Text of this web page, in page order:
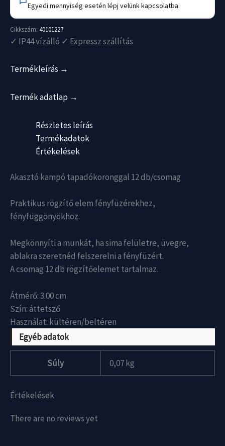
Egyedi mennyiség esetén lépj velünk kapcsolatba.
Cikkszám: 40101227
✓ IP44 vízálló ✓ Expressz szállítás
Termékleírás →
Termék adatlap →
Részletes leírás
Termékadatok
Értékelések
Akasztó kampó tapadókoronggal 12 db/csomag
Praktikus rögzítő elem fényfüzérekhez,
fényfüggönyökhöz.
Megkönnyíti a munkát, ha sima felületre, üvegre,
ablakra szeretnéd felszerelni a fényfüzért.
A csomag 12 db rögzítőelemet tartalmaz.
Átmérő: 3.00 cm
Szín: áttetsző
Használat: kültéren/beltéren
Egyéb adatok
Súly 0,07 kg
Értékelések
There are no reviews yet